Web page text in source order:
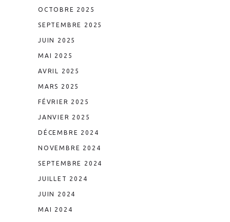
OCTOBRE 2025
SEPTEMBRE 2025
JUIN 2025
MAI 2025
AVRIL 2025
MARS 2025
FÉVRIER 2025
JANVIER 2025
DÉCEMBRE 2024
NOVEMBRE 2024
SEPTEMBRE 2024
JUILLET 2024
JUIN 2024
MAI 2024